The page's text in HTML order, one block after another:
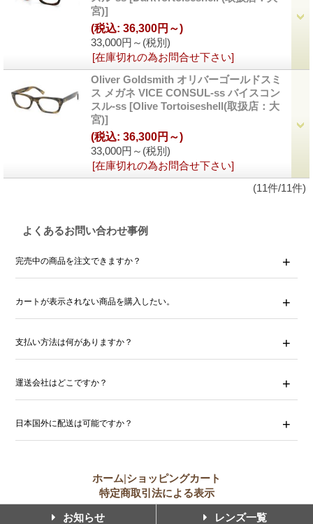
宮)]
33,000円～ (税別)
(税込: 36,300円～)
[在庫切れの為お問合せ下さい]
Oliver Goldsmith オリバーゴールドスミ
ス メガネ VICE CONSUL-ss バイスコン
スル-ss [Olive Tortoiseshell(取扱店：大
宮)]
33,000円～ (税別)
(税込: 36,300円～)
[在庫切れの為お問合せ下さい]
(11件/11件)
よくあるお問い合わせ事例
完売中の商品を注文できますか？
カートが表示されない商品を購入したい。
支払い方法は何がありますか？
運送会社はどこですか？
日本国外に配送は可能ですか？
ホーム|ショッピングカート
特定商取引法による表示
お知らせ レンズ一覧